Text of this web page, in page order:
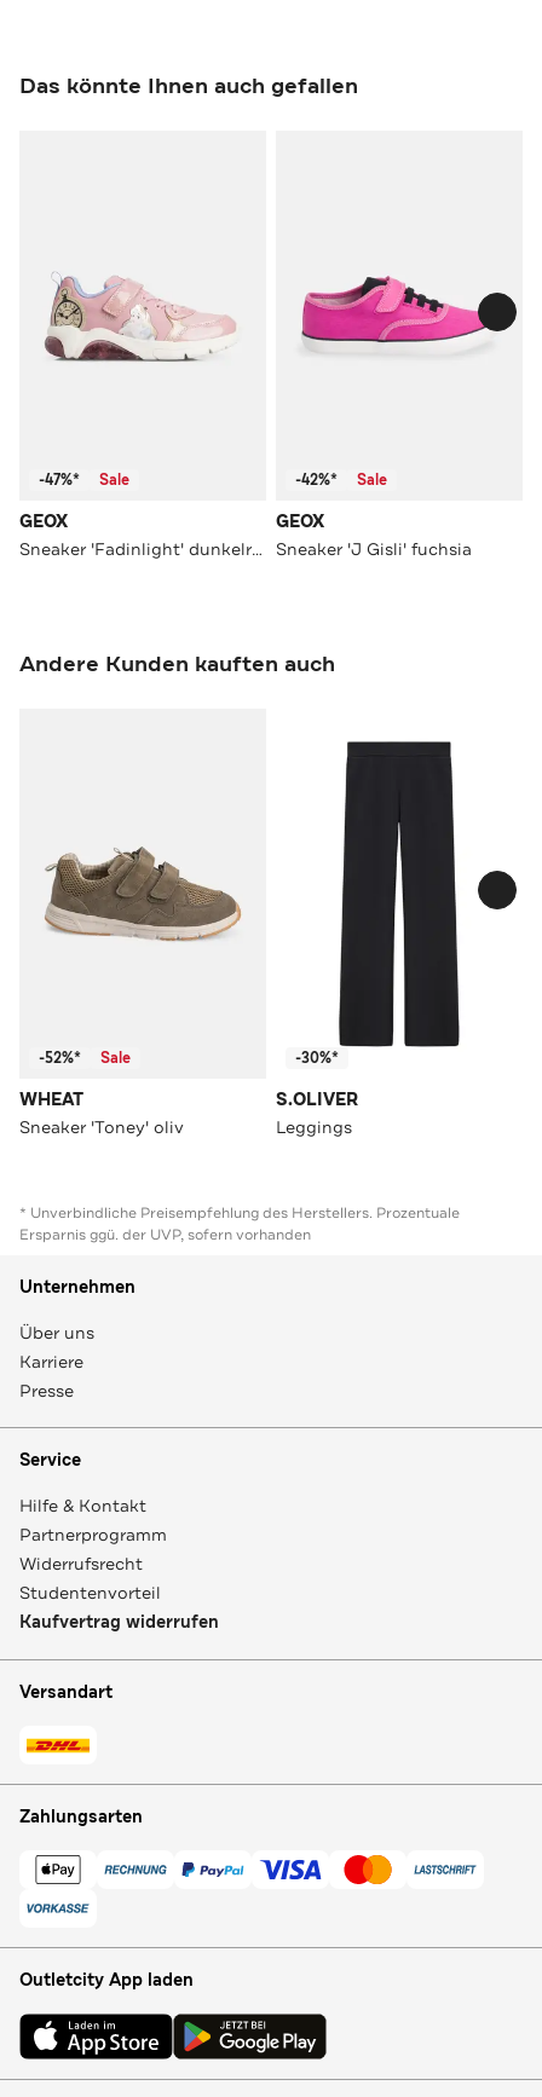
Das könnte Ihnen auch gefallen
-47%* Sale
GEOX
Sneaker 'Fadinlight' dunkelrosa
-42%* Sale
GEOX
Sneaker 'J Gisli' fuchsia
Andere Kunden kauften auch
-52%* Sale
WHEAT
Sneaker 'Toney' oliv
-30%*
S.OLIVER
Leggings
* Unverbindliche Preisempfehlung des Herstellers. Prozentuale
Ersparnis ggü. der UVP, sofern vorhanden
Unternehmen
Über uns
Karriere
Presse
Service
Hilfe & Kontakt
Partnerprogramm
Widerrufsrecht
Studentenvorteil
Kaufvertrag widerrufen
Versandart
Zahlungsarten
Outletcity App laden